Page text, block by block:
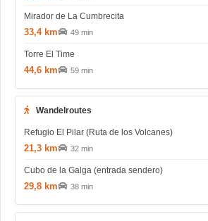
Mirador de La Cumbrecita
33,4 km 49 min
Torre El Time
44,6 km 59 min
Wandelroutes
Refugio El Pilar (Ruta de los Volcanes)
21,3 km 32 min
Cubo de la Galga (entrada sendero)
29,8 km 38 min